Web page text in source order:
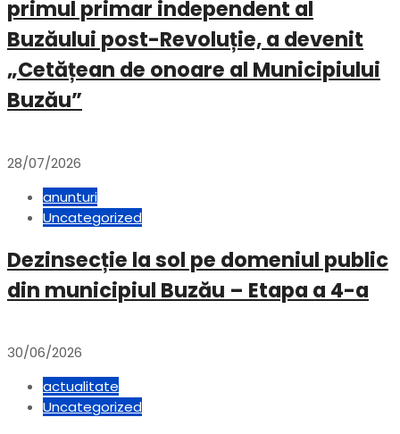
primul primar independent al
Buzăului post-Revoluție, a devenit
„Cetățean de onoare al Municipiului
Buzău”
28/07/2026
anunturi
Uncategorized
Dezinsecție la sol pe domeniul public
din municipiul Buzău – Etapa a 4-a
30/06/2026
actualitate
Uncategorized